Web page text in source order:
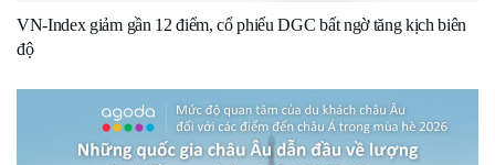
VN-Index giảm gần 12 điểm, cổ phiếu DGC bất ngờ tăng kịch biên
độ